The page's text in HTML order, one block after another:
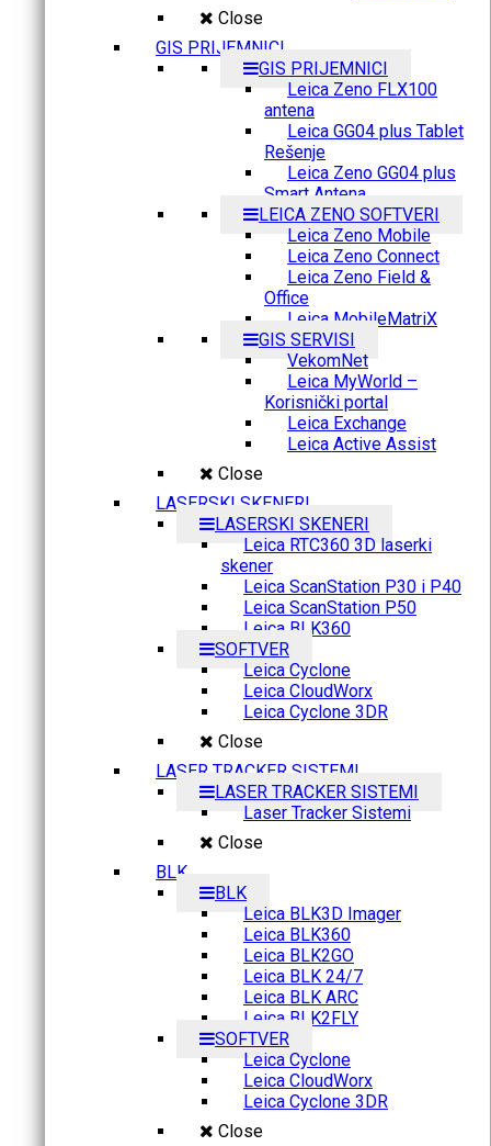
Close
GIS PRIJEMNICI
GIS PRIJEMNICI
Leica Zeno FLX100
antena
Leica GG04 plus Tablet
Rešenje
Leica Zeno GG04 plus
Smart Antena
LEICA ZENO SOFTVERI
Leica Zeno Mobile
Leica Zeno Connect
Leica Zeno Field &
Office
Leica MobileMatriX
GIS SERVISI
VekomNet
Leica MyWorld –
Korisnički portal
Leica Exchange
Leica Active Assist
Close
LASERSKI SKENERI
LASERSKI SKENERI
Leica RTC360 3D laserki
skener
Leica ScanStation P30 i P40
Leica ScanStation P50
Leica BLK360
SOFTVER
Leica Cyclone
Leica CloudWorx
Leica Cyclone 3DR
Close
LASER TRACKER SISTEMI
LASER TRACKER SISTEMI
Laser Tracker Sistemi
Close
BLK
BLK
Leica BLK3D Imager
Leica BLK360
Leica BLK2GO
Leica BLK 24/7
Leica BLK ARC
Leica BLK2FLY
SOFTVER
Leica Cyclone
Leica CloudWorx
Leica Cyclone 3DR
Close